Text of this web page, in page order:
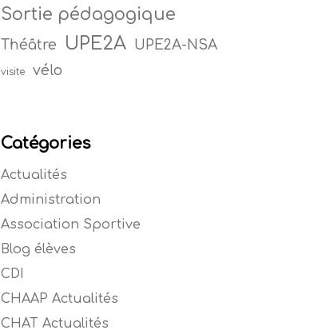
Sortie pédagogique
Théâtre UPE2A UPE2A-NSA
visite vélo
Catégories
Actualités
Administration
Association Sportive
Blog élèves
CDI
CHAAP Actualités
CHAT Actualités